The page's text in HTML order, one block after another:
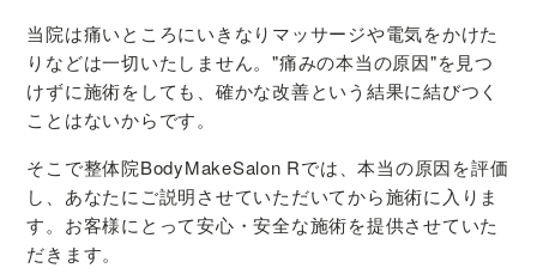
当院は痛いところにいきなりマッサージや電気をかけた
りなどは一切いたしません。"痛みの本当の原因"を見つ
けずに施術をしても、確かな改善という結果に結びつく
ことはないからです。
そこで整体院BodyMakeSalon Rでは、本当の原因を評価
し、あなたにご説明させていただいてから施術に入りま
す。お客様にとって安心・安全な施術を提供させていた
だきます。